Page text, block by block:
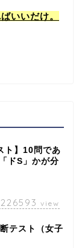
いいだけ。
ト】10問であ
ドS」かが分
view
テスト（女子